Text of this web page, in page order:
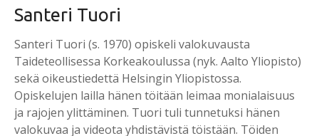
Santeri Tuori
Santeri Tuori (s. 1970) opiskeli valokuvausta
Taideteollisessa Korkeakoulussa (nyk. Aalto Yliopisto)
sekä oikeustiedettä Helsingin Yliopistossa.
Opiskelujen lailla hänen töitään leimaa monialaisuus
ja rajojen ylittäminen. Tuori tuli tunnetuksi hänen
valokuvaa ja videota yhdistävistä töistään. Töiden